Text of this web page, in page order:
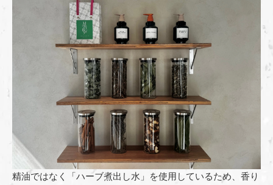
精油ではなく「ハーブ煮出し水」を使用しているため、香り